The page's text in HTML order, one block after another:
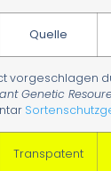
Quelle
vorgeschlagen
Genetic
Transpatent